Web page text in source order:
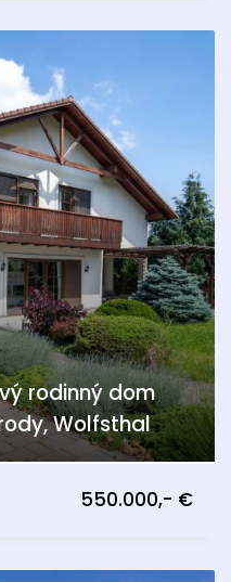
rodinný dom
Wolfsthal
550.000,- €